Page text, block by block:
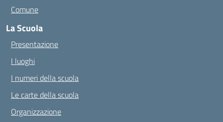
Comune
La Scuola
Presentazione
I luoghi
I numeri della scuola
Le carte della scuola
Organizzazione